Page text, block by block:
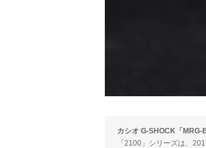
カシオ G-SHOCK「MRG-
「2100」シリーズは、